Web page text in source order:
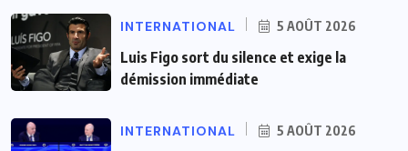
INTERNATIONAL 5 AOÛT 2026
Luis Figo sort du silence et exige la
démission immédiate
INTERNATIONAL 5 AOÛT 2026